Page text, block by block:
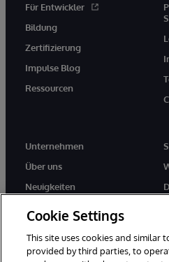
Für Entwickler
Bildung
Zertifizierung
Impulse Blog
Ressourcen
Unternehmen
Über uns
Neuigkeiten
Cookie Settings
This site uses cookies and similar
provided by third parties, to